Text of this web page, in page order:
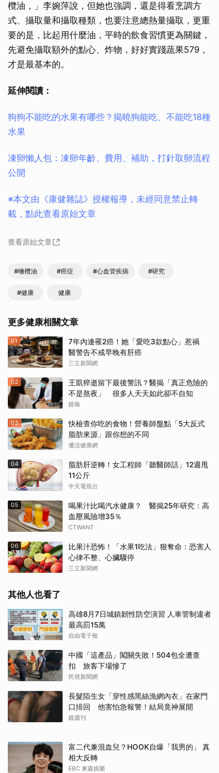
欖油，」李婉萍說，但她也強調，還是得看烹調方
式、攝取量和攝取種類，也要注意總熱量攝取，更重
要的是，比起用什麼油，平時的飲食習慣更為關鍵，
先避免攝取額外的點心、炸物，好好實踐蔬果579，
才是最基本的。
延伸閱讀：
狗狗不能吃的水果有哪些？揭曉狗能吃、不能吃18種
水果
凍卵懶人包：凍卵年齡、費用、補助，打針取卵流程
公開
※本文由《康健雜誌》授權報導，未經同意禁止轉
載，點此查看原始文章
查看原始文章
#橄欖油 #癌症 #心血管疾病 #研究
#健康 健康
更多健康相關文章
01
7年內連罹2癌！她「愛吃3款點心」惹禍
醫警告不戒早晚有肝癌
三立新聞網
02
王凱猝逝留下最後警訊？醫揭「真正危險的
不是熬夜」 很多人天天如此卻不自知
鏡報
03
快檢查你吃的食物！營養師盤點「5大反式
脂肪來源」跟你想的不同
優活健康網
04
脂肪肝逆轉！女工程師「聽醫師話」12週甩
11公斤
中天電視台
05
喝果汁比喝汽水健康？ 醫揭25年研究：高
血壓風險增35％
CTWANT
06
比果汁恐怖！「水果1吃法」狠奪命：恐害人
心律不整、心臟驟停
三立新聞網
其他人也看了
高雄8月7日城鎮韌性防空演習 人車管制違者
最高罰15萬
自由電子報
中國「這產品」闖關失敗！504包全遭查
扣 旅客下場慘了
民視新聞網
長髮陌生女「穿性感黑絲漁網內衣」在家門
口排回 他害怕急報警！結局竟神展開
鏡週刊
富二代兼混血兒？HOOK自爆「我男的」 真
相大反轉
EBC 東森娛樂